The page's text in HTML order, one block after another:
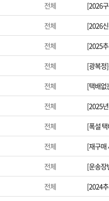
전체 [2026
전체 [2026
전체 [2025
전체 [광복정
전체 [택배없
전체 [2025
전체 [폭설
전체 [재구매
전체 [운송장
전체 [2024